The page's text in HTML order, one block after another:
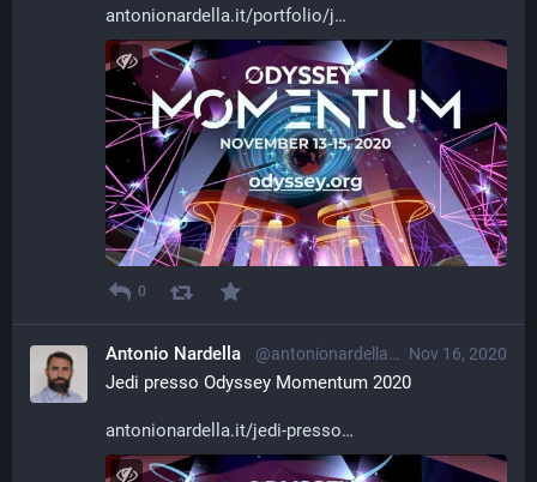
antonionardella.it/portfolio/j
0
Nov 16, 2020
Antonio Nardella @antonionardella@librem.one
Jedi presso Odyssey Momentum 2020
antonionardella.it/jedi-presso